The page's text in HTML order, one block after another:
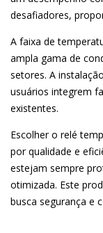
desafiadores,
A faixa de
ampla gama de
setores. A
usuários integrem
existentes.
Escolher o relé
por qualidade e
estejam sempre
otimizada. Este
busca segurança e